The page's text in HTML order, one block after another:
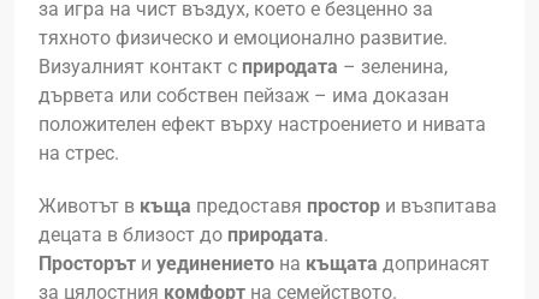
за игра на чист въздух, което е безценно за
тяхното физическо и емоционално развитие.
Визуалният контакт с природата – зеленина,
дървета или собствен пейзаж – има доказан
положителен ефект върху настроението и нивата
на стрес.
Животът в къща предоставя простор и възпитава
децата в близост до природата.
Просторът и уединението на къщата допринасят
за цялостния комфорт на семейството.